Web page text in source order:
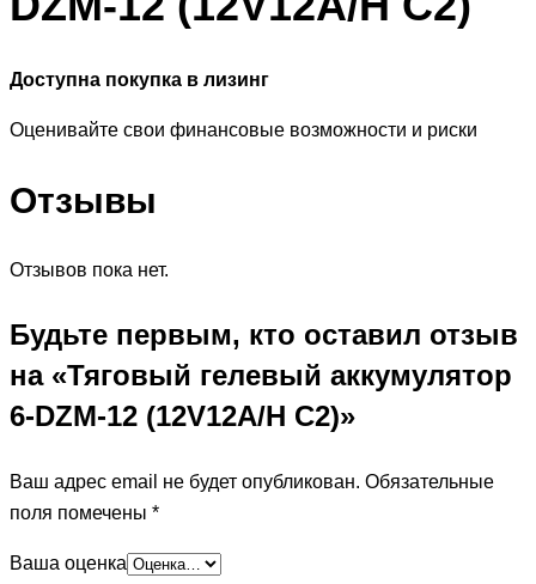
Доступна покупка в лизинг
Оценивайте свои финансовые возможности и риски
Отзывы
Отзывов пока нет.
Будьте первым, кто оставил отзыв
на «Тяговый гелевый аккумулятор
6-DZM-12 (12V12A/H C2)»
Ваш адрес email не будет опубликован. Обязательные
поля помечены *
Ваша оценка